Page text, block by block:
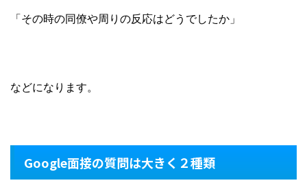
「その時の同僚や周りの反応はどうでしたか」
などになります。
Google面接の質問は大きく２種類